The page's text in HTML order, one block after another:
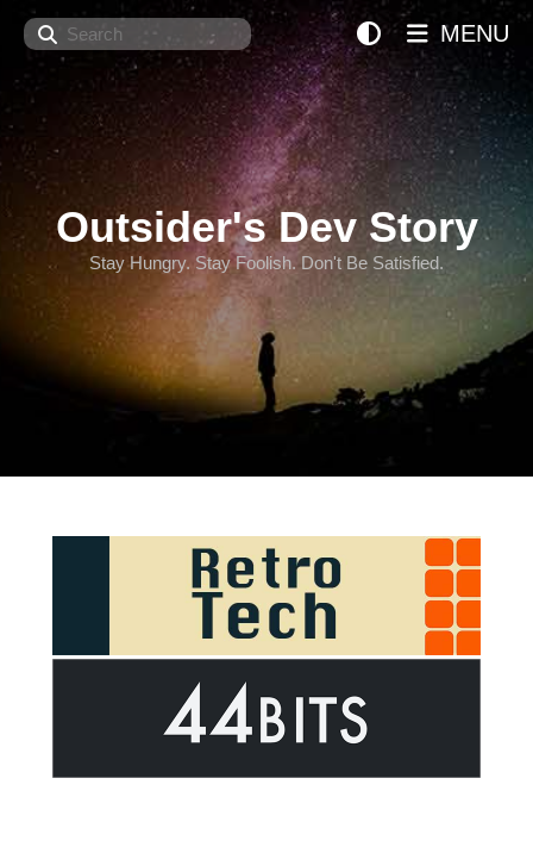
Search
Outsider's Dev Story
Stay Hungry. Stay Foolish. Don't Be Satisfied.
MENU